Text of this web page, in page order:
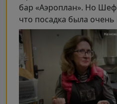
бар «Аэроплан». Но
что посадка была очень